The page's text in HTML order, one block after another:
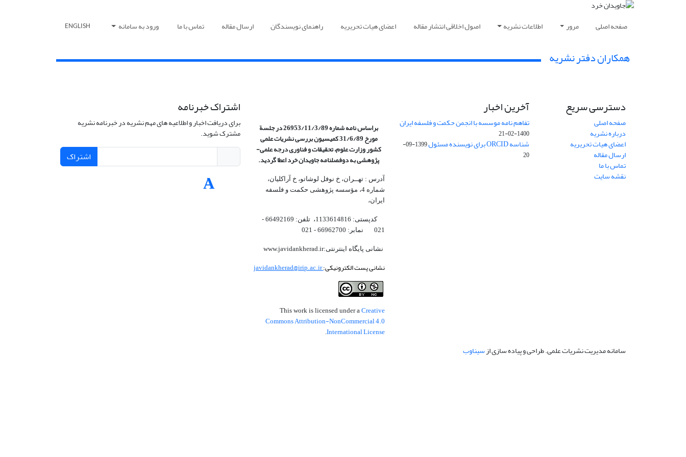
صفحه اصلی مرور اطلاعات نشریه اصول اخلاقی انتشار مقاله اعضای هیات تحریریه راهنمای نویسندگان ارسال مقاله تماس با ما ورود به سامانه ENGLISH
همکاران دفتر نشریه
دسترسی سریع
صفحه اصلی
درباره نشریه
اعضای هیات تحریریه
ارسال مقاله
تماس با ما
نقشه سایت
آخرین اخبار
تفاهم نامه موسسه با انجمن حکمت و فلسفه ایران
1400-02-21
شناسه ORCID برای نویسنده مسئول
1399-09-
20
براساس نامه شماره 26953/11/3/89 در جلسة
مورخ 31/6/89 کمیسیون
بررسی نشریات علمی
کشور وزارت علوم، تحقیقات و فناوری درجه علمی‌-
پژوهشیبه دوفصلنامه جاویدان خرد اعطا گردید.
آدرس : تهــران، خ نوفل لوشاتو، خ آراکلیان،
شماره 4،‌ مؤسسه پژوهشی حکمت و فلسفه
ایران،‌
کدپستی: 1133614816، تلفن: 66492169 -
021 نمابر: 66962700 - 021
نشانی پایگاه اینترنتی:www.javidankherad.ir
نشانی پست الکترونیکی:javidankherad@irip.ac.ir
This work is licensed under aCreative
Commons Attribution-NonCommercial 4.0
International License
.
اشتراک خبرنامه
برای دریافت اخبار و اطلاعیه های مهم نشریه در خبرنامه نشریه
مشترک شوید.
اشتراک
سامانه مدیریت نشریات علمی.طراحی و پیاده سازی ازسیناوب